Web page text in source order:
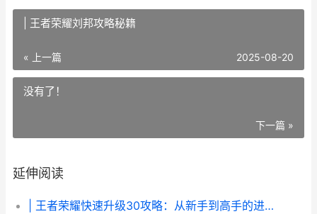
| 王者荣耀刘邦攻略秘籍
« 上一篇 2025-08-20
没有了！
下一篇 »
延伸阅读
| 王者荣耀快速升级30攻略：从新手到高手的进阶之路